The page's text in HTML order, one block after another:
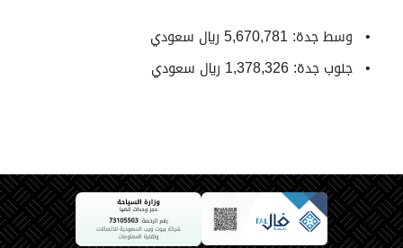
وسط جدة: 5,670,781 ريال سعودي
جنوب جدة: 1,378,326 ريال سعودي